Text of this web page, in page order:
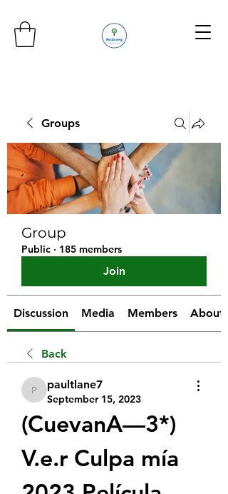
Groups
Group
Public · 185 members
Join
Discussion Media Members About
Back
paultlane7
paultlane7
September 15, 2023
(CuevanA—3*)
V.e.r Culpa mía